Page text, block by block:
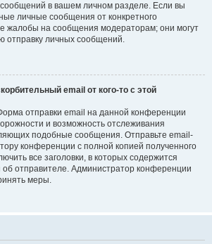
в вашем личном разделе. Если вы
личные сообщения от конкретного
жалобы на сообщения модераторам; они могут
отправку личных сообщений.
email от кого-то с этой
отправки email на данной конференции
и возможность отслеживания
подобные сообщения. Отправьте email-
конференции с полной копией полученного
все заголовки, в которых содержится
отправителе. Администратор конференции
меры.